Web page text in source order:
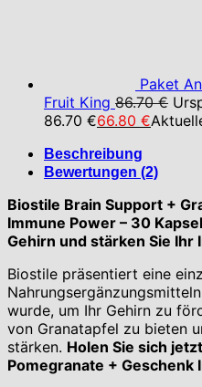
Paket
Fruit King 86.70€
86.70 €66.80 €
Beschreibung
Bewertungen (2)
Biostile Brain Support +
Immune Power – 30
Gehirn und stärken Sie Ihr
Biostile präsentiert eine
wurde, um Ihr Gehirn zu
von Granatapfel zu bieten
stärken. Holen Sie sich
Pomegranate + Geschenk